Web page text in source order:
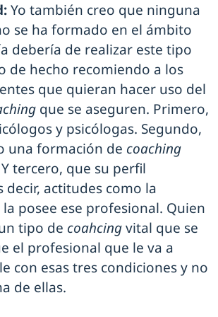
Yo también creo que ninguna
se ha formado en el ámbito
debería de realizar este tipo
de hecho recomiendo a los
que quieran hacer uso del
que se aseguren. Primero,
y psicólogas. Segundo,
una formación de coaching
tercero, que su perfil
decir, actitudes como la
posee ese profesional. Quien
tipo de coahcingvital que se
el profesional que le va a
con esas tres condiciones y no
de ellas.